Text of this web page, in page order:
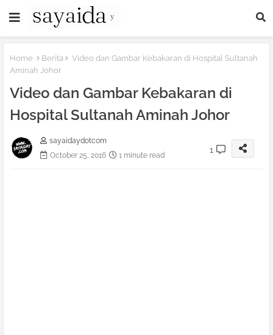
Home Berita
Video dan Gambar Kebakaran di Hospital Sultanah
Aminah Johor
Video dan Gambar Kebakaran di
Hospital Sultanah Aminah Johor
sayaidaydotcom
October 25, 2016
1 minute read
1